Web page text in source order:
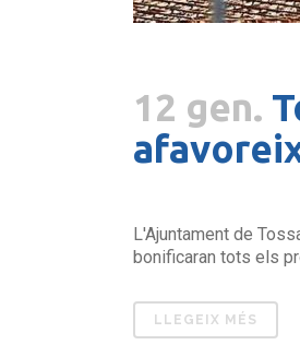
12 gen.
L'Ajuntament de
bonificaran tots els
LLEGEIX MÉS